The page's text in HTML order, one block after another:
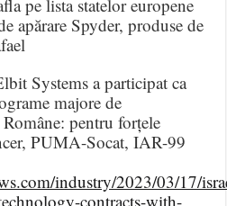
pe lista statelor europene
apărare Spyder, produse de
Systems a participat ca
majore de
pentru forțele
PUMA-Socat, IAR-99
industry/2023/03/17/
contracts-with-